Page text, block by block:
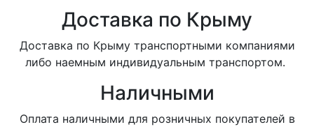
Доставка по Крыму
Доставка по Крыму транспортными компаниями
либо наемным индивидуальным транспортом.
Наличными
Оплата наличными для розничных покупателей в